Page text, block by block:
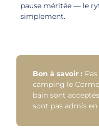
pause méritée — le
simplement.
Bon à savoir :
camping le
bain sont
sont pas admis en